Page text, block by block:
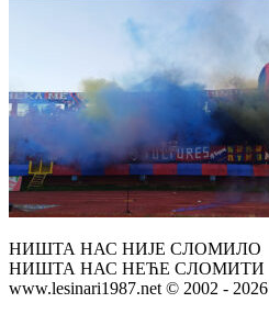
НИШТА НАС НИЈЕ СЛОМИЛО
НИШТА НАС НЕЋЕ СЛОМИТИ
www.lesinari1987.net © 2002 - 2026